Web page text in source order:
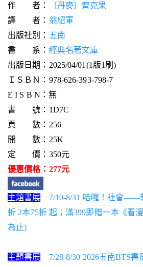
作 者：
〔丹麥〕齊克果
譯 者： 翁紹軍
出版社別： 五南
書 系： 經典名著文庫
出版日期：2025/04/01(1版1刷)
ＩＳＢＮ：978-626-393-798-7
E I S B N：無
書 號：1D7C
頁 數：256
開 數：25K
定 價：350元
優惠價格：277元
主題書展
7/10-8/31 哈囉！社會——
折 2本75折 起；滿399即贈一本《看
為止)
主題書展
7/28-8/30 2026五南BTS